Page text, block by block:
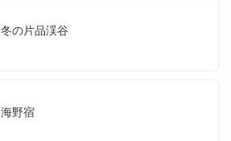
冬の片品渓谷
海野宿